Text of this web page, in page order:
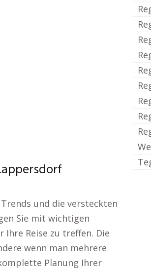
und die versteckten
Sie mit wichtigen
Reise zu treffen. Die
wenn man mehrere
Planung Ihrer